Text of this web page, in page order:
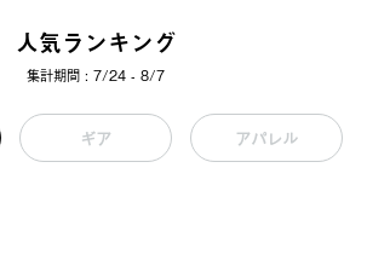
人気ランキング
集計期間 : 7/24 - 8/7
ギア アパレル